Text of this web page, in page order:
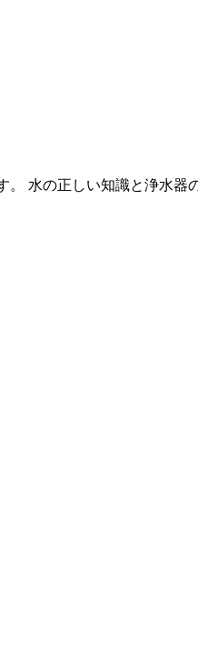
水の正しい知識と浄水